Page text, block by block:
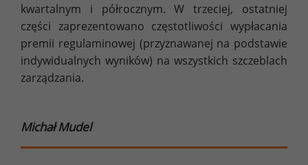
kwartalnym i półrocznym. W trzeciej, ostatniej
części zaprezentowano częstotliwości wypłacania
premii regulaminowej (przyznawanej na podstawie
indywidualnych wyników) na wszystkich szczeblach
zarządzania.
Michał Mudel